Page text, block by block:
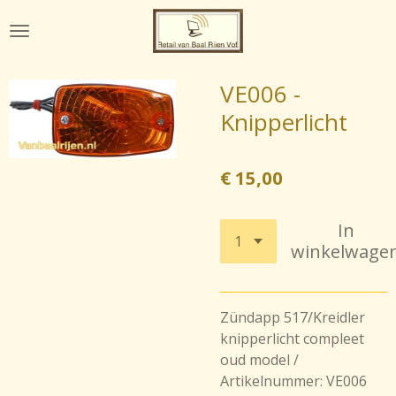
direct
de
hoofdinhoud
VE006 -
Knipperlicht
€ 15,00
In
Zündapp 517/Kreidler
knipperlicht compleet
oud model /
Artikelnummer: VE006